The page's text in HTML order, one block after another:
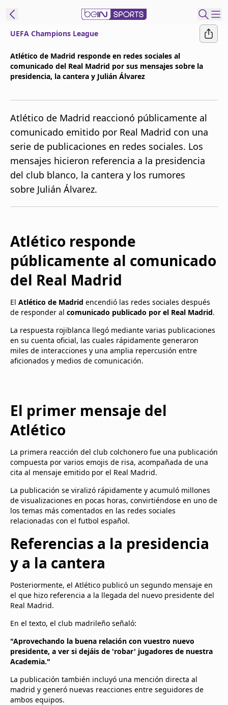
Language
ENES
beIN XTRA
Administrar
notificaciones
Programación
Contáctanos
UEFA Champions League
Atlético de Madrid responde en redes sociales al
comunicado del Real Madrid por sus mensajes sobre la
presidencia, la cantera y Julián Álvarez
Atlético de Madrid reaccionó públicamente al
comunicado emitido por Real Madrid con una
serie de publicaciones en redes sociales. Los
mensajes hicieron referencia a la presidencia
del club blanco, la cantera y los rumores
sobre Julián Álvarez.
Atlético responde
públicamente al comunicado
del Real Madrid
El Atlético de Madrid encendió las redes sociales después
de responder al comunicado publicado por el Real Madrid.
La respuesta rojiblanca llegó mediante varias publicaciones
en su cuenta oficial, las cuales rápidamente generaron
miles de interacciones y una amplia repercusión entre
aficionados y medios de comunicación.
El primer mensaje del
Atlético
La primera reacción del club colchonero fue una publicación
compuesta por varios emojis de risa, acompañada de una
cita al mensaje emitido por el Real Madrid.
La publicación se viralizó rápidamente y acumuló millones
de visualizaciones en pocas horas, convirtiéndose en uno de
los temas más comentados en las redes sociales
relacionadas con el futbol español.
Referencias a la presidencia
y a la cantera
Posteriormente, el Atlético publicó un segundo mensaje en
el que hizo referencia a la llegada del nuevo presidente del
Real Madrid.
En el texto, el club madrileño señaló:
"Aprovechando la buena relación con vuestro nuevo
presidente, a ver si dejáis de 'robar' jugadores de nuestra
Academia."
La publicación también incluyó una mención directa al
madrid y generó nuevas reacciones entre seguidores de
ambos equipos.